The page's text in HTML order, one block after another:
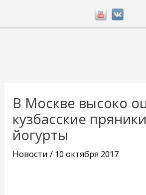
В Москве высоко
кузбасские
йогурты
Новости / 10 октября 2017
записям